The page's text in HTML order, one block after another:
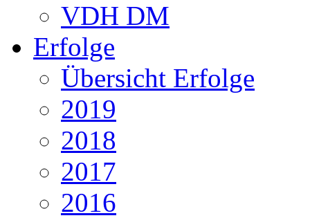
VDH DM
Erfolge
Übersicht Erfolge
2019
2018
2017
2016